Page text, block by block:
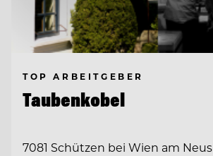
TOP ARBEITGEBER
Taubenkobel
7081 Schützen bei Wien am